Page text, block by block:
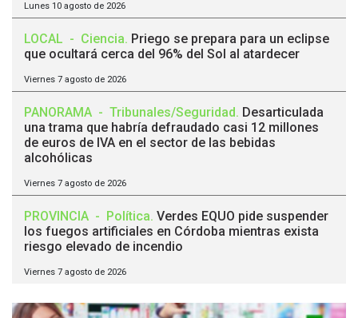
Lunes 10 agosto de 2026
LOCAL - Ciencia. Priego se prepara para un eclipse
que ocultará cerca del 96% del Sol al atardecer
Viernes 7 agosto de 2026
PANORAMA - Tribunales/Seguridad. Desarticulada
una trama que habría defraudado casi 12 millones
de euros de IVA en el sector de las bebidas
alcohólicas
Viernes 7 agosto de 2026
PROVINCIA - Política. Verdes EQUO pide suspender
los fuegos artificiales en Córdoba mientras exista
riesgo elevado de incendio
Viernes 7 agosto de 2026